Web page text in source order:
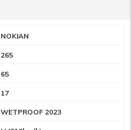
NOKIAN
265
65
17
WETPROOF 2023